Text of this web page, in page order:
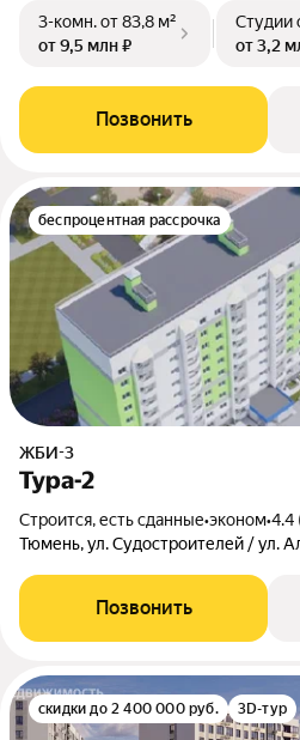
3-комн.от 83,8 м²
от 9,5 млн ₽
Студии
от 3,2
Позвонить
беспроцентная рассрочка
ЖБИ-3
Тура-2
Строится, есть сданные•эконом•4.4
Тюмень, ул. Судостроителей / ул.
Позвонить
скидки до 2 400 000 руб. 3D-тур